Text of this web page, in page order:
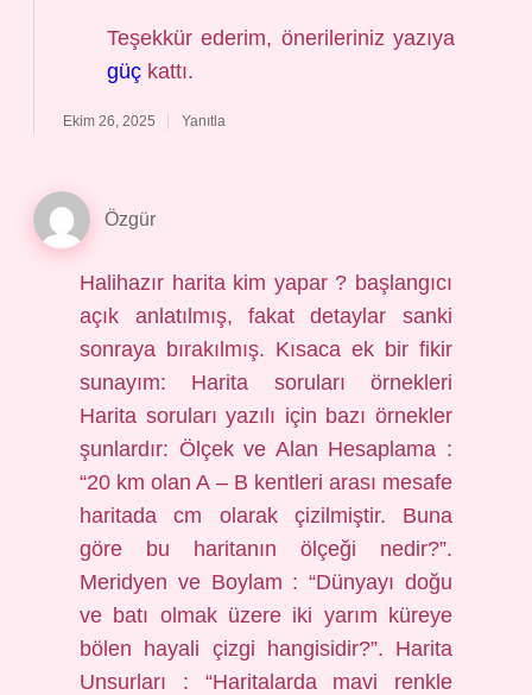
Teşekkür ederim, önerileriniz yazıya
güçkattı.
Ekim 26, 2025 Yanıtla
Özgür
Halihazır harita kim yapar ? başlangıcı
açık anlatılmış, fakat detaylar sanki
sonraya bırakılmış. Kısaca ek bir fikir
sunayım: Harita soruları örnekleri
Harita soruları yazılı için bazı örnekler
şunlardır: Ölçek ve Alan Hesaplama :
“20 km olan A – B kentleri arası mesafe
haritada cm olarak çizilmiştir. Buna
göre bu haritanın ölçeği nedir?”.
Meridyen ve Boylam : “Dünyayı doğu
ve batı olmak üzere iki yarım küreye
bölen hayali çizgi hangisidir?”. Harita
Unsurları : “Haritalarda mavi renkle